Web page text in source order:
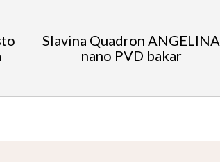
Slavina Quadron ANGELINA
nano PVD bakar